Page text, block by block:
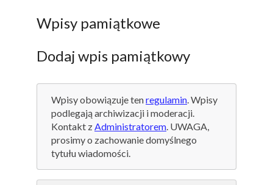
Wpisy pamiątkowe
Dodaj wpis pamiątkowy
Wpisy obowiązuje tenregulamin. Wpisy
podlegają archiwizacji i moderacji.
Kontakt zAdministratorem. UWAGA,
prosimy o zachowanie domyślnego
tytułu wiadomości.